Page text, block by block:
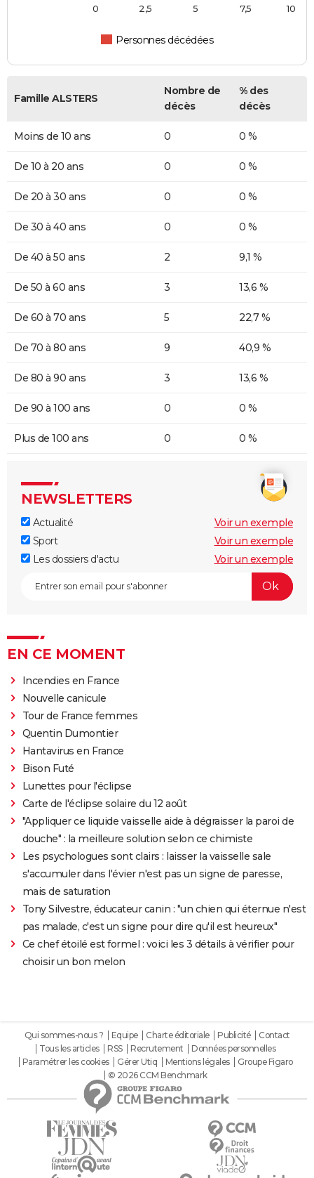
Personnes décédées
0 10
2,5 5 7,5
Famille ALSTERS
Nombre de
décès
% des
décès
Moins de 10 ans 0 0 %
De 10 à 20 ans 0 0 %
De 20 à 30 ans 0 0 %
De 30 à 40 ans 0 0 %
De 40 à 50 ans 2 9,1 %
De 50 à 60 ans 3 13,6 %
De 60 à 70 ans 5 22,7 %
De 70 à 80 ans 9 40,9 %
De 80 à 90 ans 3 13,6 %
De 90 à 100 ans 0 0 %
Plus de 100 ans 0 0 %
NEWSLETTERS
Actualité
Voir un exemple
Sport
Voir un exemple
Les dossiers d'actu
Voir un exemple
EN CE MOMENT
Incendies en France
Nouvelle canicule
Tour de France femmes
Quentin Dumontier
Hantavirus en France
Bison Futé
Lunettes pour l'éclipse
Carte de l'éclipse solaire du 12 août
"Appliquer ce liquide vaisselle aide à dégraisser la paroi de
douche" : la meilleure solution selon ce chimiste
Les psychologues sont clairs : laisser la vaisselle sale
s'accumuler dans l'évier n'est pas un signe de paresse,
mais de saturation
Tony Silvestre, éducateur canin : "un chien qui éternue n'est
pas malade, c'est un signe pour dire qu'il est heureux"
Ce chef étoilé est formel : voici les 3 détails à vérifier pour
choisir un bon melon
Qui sommes-nous ? Equipe Charte éditoriale Publicité
Contact
Tous les articles
RSS Recrutement
Données personnelles
Paramétrer les cookies
Gérer Utiq Mentions légales
Groupe Figaro
© 2026 CCM Benchmark